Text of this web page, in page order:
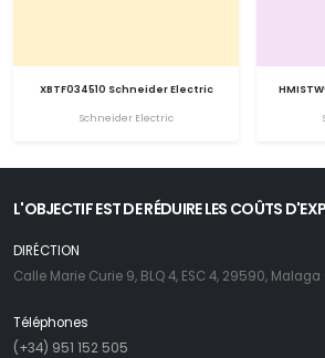
XBTF034510 Schneider Electric
Schneider Electric
L'OBJECTIF EST DE RÉDUIRE LES COÛTS
DIRÉCTION
Calle Marie Curie 9, BLQ 4, ESC 4, 29590,
Téléphones
(+34) 951 152 505